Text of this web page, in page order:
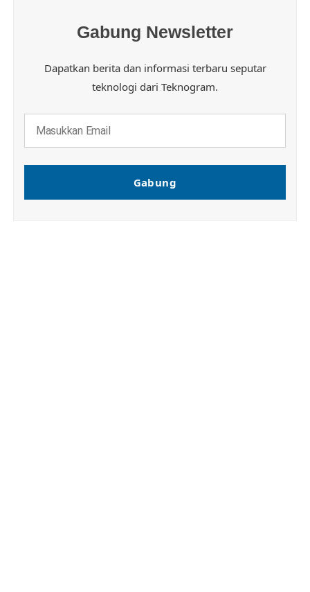
Gabung Newsletter
Dapatkan berita dan informasi terbaru seputar
teknologi dari Teknogram.